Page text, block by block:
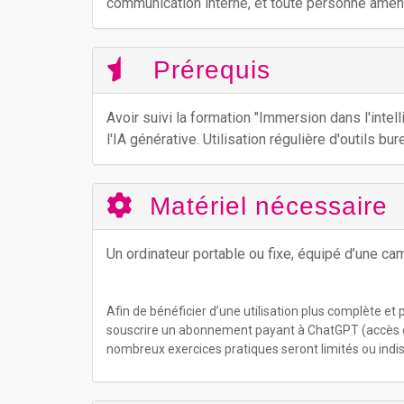
Prérequis
Avoir suivi la formation "Immersion dans
l'IA générative. Utilisation régulière d'outils
Matériel nécessaire
Un ordinateur portable ou fixe, équipé d’une
Afin de bénéficier d’une utilisation plus complète
souscrire un abonnement payant à ChatGPT
nombreux exercices pratiques seront limités ou